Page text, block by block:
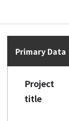
Primary Data
Project
title